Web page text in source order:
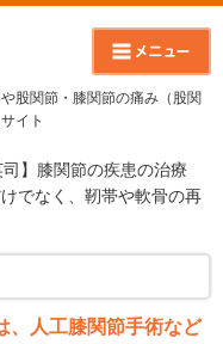
股関節・膝関節の痛み（股関
イト
】膝関節の疾患の治療
でなく、靭帯や軟骨の再
、人工膝関節手術など